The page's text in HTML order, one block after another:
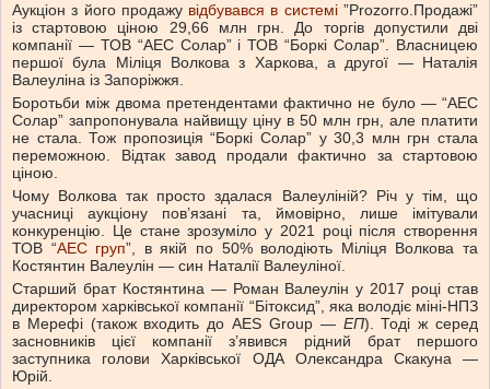
Аукціон з його продажу відбувався в системі”Prozorro.Продажі”
із стартовою ціною 29,66 млн грн. До торгів допустили дві
компанії — ТОВ “АЕС Солар” і ТОВ “Боркі Солар”. Власницею
першої була Міліця Волкова з Харкова, а другої — Наталія
Валеуліна із Запоріжжя.
Боротьби між двома претендентами фактично не було — “АЕС
Солар” запропонувала найвищу ціну в 50 млн грн, але платити
не стала. Тож пропозиція “Боркі Солар” у 30,3 млн грн стала
переможною. Відтак завод продали фактично за стартовою
ціною.
Чому Волкова так просто здалася Валеуліній? Річ у тім, що
учасниці аукціону пов’язані та, ймовірно, лише імітували
конкуренцію. Це стане зрозуміло у 2021 році після створення
ТОВ “АЕС груп”, в якій по 50% володіють Міліця Волкова та
Костянтин Валеулін — син Наталії Валеуліної.
Старший брат Костянтина — Роман Валеулін у 2017 році став
директором харківської компанії “Бітоксид”, яка володіє міні-НПЗ
в Мерефі (також входить до AES Group — ЕП). Тоді ж серед
засновників цієї компанії з’явився рідний брат першого
заступника голови Харківської ОДА Олександра Скакуна —
Юрій.